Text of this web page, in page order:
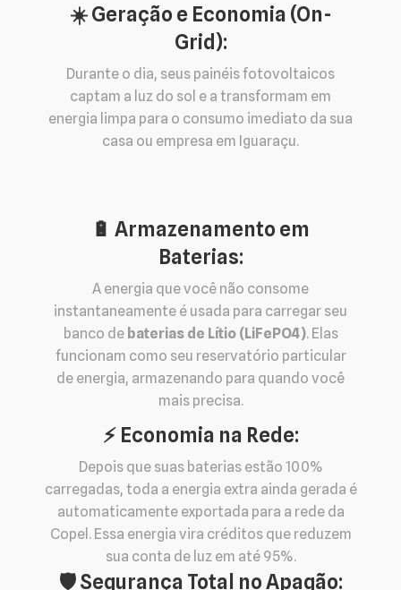
☀️ Geração e Economia (On-
Grid):
Durante o dia, seus painéis fotovoltaicos
captam a luz do sol e a transformam em
energia limpa para o consumo imediato da sua
casa ou empresa em Iguaraçu.
🔋 Armazenamento em
Baterias:
A energia que você não consome
instantaneamente é usada para carregar seu
banco de baterias de Lítio (LiFePO4). Elas
funcionam como seu reservatório particular
de energia, armazenando para quando você
mais precisa.
⚡️ Economia na Rede:
Depois que suas baterias estão 100%
carregadas, toda a energia extra ainda gerada é
automaticamente exportada para a rede da
Copel. Essa energia vira créditos que reduzem
sua conta de luz em até 95%.
🛡️ Segurança Total no Apagão: